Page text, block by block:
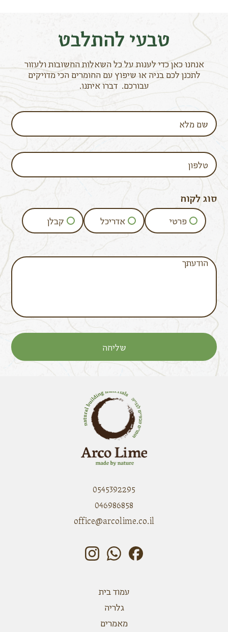
טבעי להתלבט
אנחנו כאן כדי לענות על כל השאלות החשובות ולעזור
לתכנן לכם בניה או שיפוץ עם החומרים הכי מדויקים
עבורכם. דברו איתנו.
סוג לקוח
פרטי אדריכל קבלן
עמוד בית
גלריה
מאמרים
0545392295
046986858
office@arcolime.co.il